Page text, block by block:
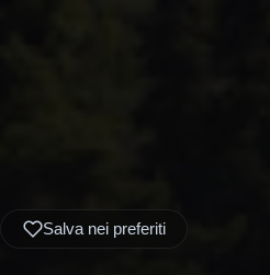
Salva nei preferiti